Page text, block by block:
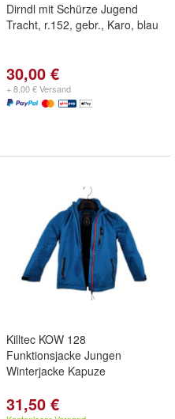
Dirndl mit Schürze Jugend
Tracht, r.152, gebr., Karo, blau
30,00 €
+ 8,00 € Versand
Killtec KOW 128
Funktionsjacke Jungen
Winterjacke Kapuze
31,50 €